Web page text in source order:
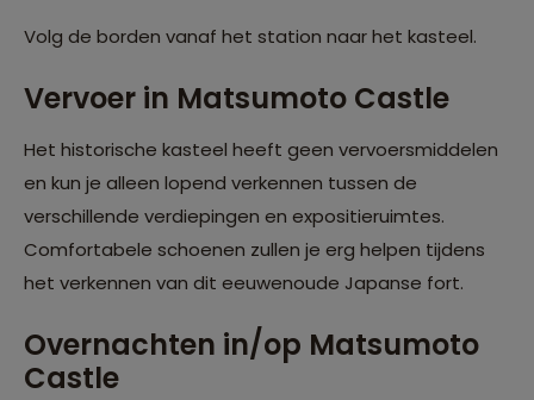
Volg de borden vanaf het station naar het kasteel.
Vervoer in Matsumoto Castle
Het historische kasteel heeft geen vervoersmiddelen
en kun je alleen lopend verkennen tussen de
verschillende verdiepingen en expositieruimtes.
Comfortabele schoenen zullen je erg helpen tijdens
het verkennen van dit eeuwenoude Japanse fort.
Overnachten in/op Matsumoto
Castle